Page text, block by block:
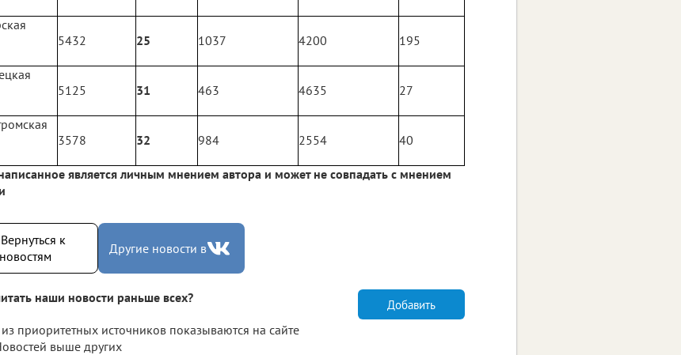
5432 25 1037 4200 195
5125 31 463 4635 27
3578 32 984 2554 40
является личным мнением автора и может не совпадать с мнением
к
новостям
Другие новости в
наши новости раньше всех?
приоритетных источников показываются на сайте
выше других
Добавить